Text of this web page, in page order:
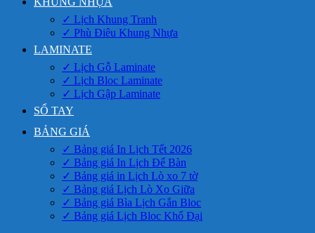
✓ Lịch Khung Tranh
✓ Phù Điêu Khung Nhựa
LAMINATE
✓ Lịch Gỗ Laminate
✓ Lịch Bloc Laminate
✓ Lịch Gập Laminate
SỔ TAY
BẢNG GIÁ
✓ Bảng giá In Lịch Tết 2026
✓ Bảng giá In Lịch Để Bàn
✓ Bảng giá in Lịch Lò xo 7 tờ
✓ Bảng giá Lịch Lò Xo Giữa
✓ Bảng giá Bìa Lịch Gắn Bloc
✓ Bảng giá Lịch Bloc Khổ Đại